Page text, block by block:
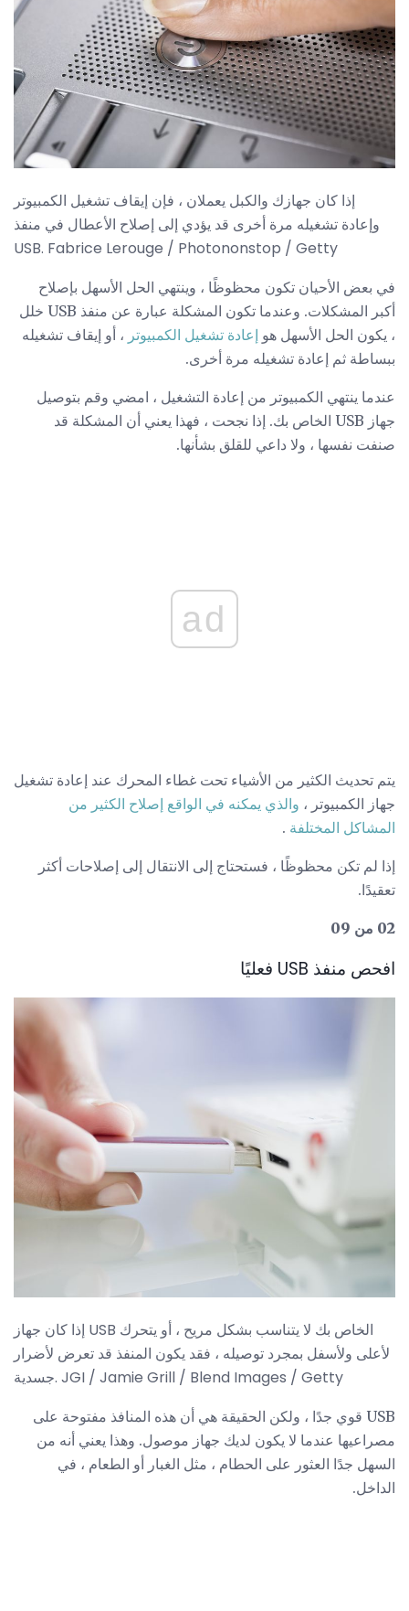
إذا كان جهازك والكبل يعملان ، فإن إيقاف تشغيل الكمبيوتر
وإعادة تشغيله مرة أخرى قد يؤدي إلى إصلاح الأعطال في منفذ
USB. Fabrice Lerouge / Photononstop / Getty
في بعض الأحيان تكون محظوظًا ، وينتهي الحل الأسهل بإصلاح
أكبر المشكلات. وعندما تكون المشكلة عبارة عن منفذ USB خلل
، يكون الحل الأسهل هو إعادة تشغيل الكمبيوتر ، أو إيقاف تشغيله
ببساطة ثم إعادة تشغيله مرة أخرى.
عندما ينتهي الكمبيوتر من إعادة التشغيل ، امضي وقم بتوصيل
جهاز USB الخاص بك. إذا نجحت ، فهذا يعني أن المشكلة قد
صنفت نفسها ، ولا داعي للقلق بشأنها.
ad
يتم تحديث الكثير من الأشياء تحت غطاء المحرك عند إعادة تشغيل
جهاز الكمبيوتر ، والذي يمكنه في الواقع إصلاح الكثير من
المشاكل المختلفة .
إذا لم تكن محظوظًا ، فستحتاج إلى الانتقال إلى إصلاحات أكثر
تعقيدًا.
02 من 09
افحص منفذ USB فعليًا
إذا كان جهاز USB الخاص بك لا يتناسب بشكل مريح ، أو يتحرك
لأعلى ولأسفل بمجرد توصيله ، فقد يكون المنفذ قد تعرض لأضرار
جسدية. JGI / Jamie Grill / Blend Images / Getty
USB قوي جدًا ، ولكن الحقيقة هي أن هذه المنافذ مفتوحة على
مصراعيها عندما لا يكون لديك جهاز موصول. وهذا يعني أنه من
السهل جدًا العثور على الحطام ، مثل الغبار أو الطعام ، في
الداخل.